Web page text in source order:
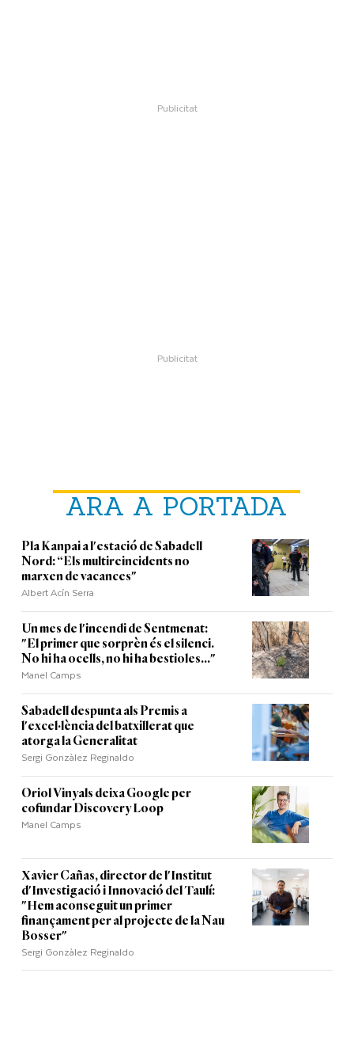
ARA A PORTADA
Pla Kanpai a l'estació de Sabadell
Nord: “Els multireincidents no
marxen de vacances"
Albert Acín Serra
Un mes de l'incendi de Sentmenat:
"El primer que sorprèn és el silenci.
No hi ha ocells, no hi ha bestioles..."
Manel Camps
Sabadell despunta als Premis a
l'excel·lència del batxillerat que
atorga la Generalitat
Sergi Gonzàlez Reginaldo
Oriol Vinyals deixa Google per
cofundar Discovery Loop
Manel Camps
Xavier Cañas, director de l'Institut
d'Investigació i Innovació del Taulí:
"Hem aconseguit un primer
finançament per al projecte de la Nau
Bosser"
Sergi Gonzàlez Reginaldo